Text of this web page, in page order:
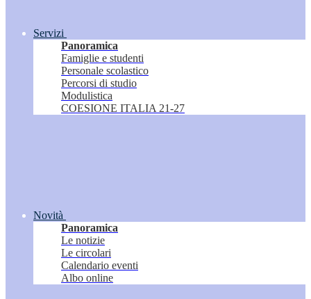
Servizi
Panoramica
Famiglie e studenti
Personale scolastico
Percorsi di studio
Modulistica
COESIONE ITALIA 21-27
Novità
Panoramica
Le notizie
Le circolari
Calendario eventi
Albo online